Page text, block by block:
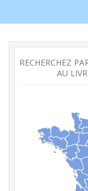
RECHERCHEZ
AU